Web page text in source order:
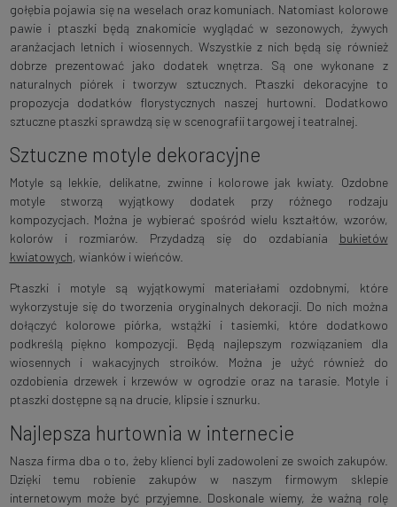
gołębia pojawia się na weselach oraz komuniach. Natomiast kolorowe
pawie i ptaszki będą znakomicie wyglądać w sezonowych, żywych
aranżacjach letnich i wiosennych. Wszystkie z nich będą się również
dobrze prezentować jako dodatek wnętrza. Są one wykonane z
naturalnych piórek i tworzyw sztucznych. Ptaszki dekoracyjne to
propozycja dodatków florystycznych naszej hurtowni. Dodatkowo
sztuczne ptaszki sprawdzą się w scenografii targowej i teatralnej.
Sztuczne motyle dekoracyjne
Motyle są lekkie, delikatne, zwinne i kolorowe jak kwiaty. Ozdobne
motyle stworzą wyjątkowy dodatek przy różnego rodzaju
kompozycjach. Można je wybierać spośród wielu kształtów, wzorów,
kolorów i rozmiarów. Przydadzą się do ozdabiania bukietów
kwiatowych, wianków i wieńców.
Ptaszki i motyle są wyjątkowymi materiałami ozdobnymi, które
wykorzystuje się do tworzenia oryginalnych dekoracji. Do nich można
dołączyć kolorowe piórka, wstążki i tasiemki, które dodatkowo
podkreślą piękno kompozycji. Będą najlepszym rozwiązaniem dla
wiosennych i wakacyjnych stroików. Można je użyć również do
ozdobienia drzewek i krzewów w ogrodzie oraz na tarasie. Motyle i
ptaszki dostępne są na drucie, klipsie i sznurku.
Najlepsza hurtownia w internecie
Nasza firma dba o to, żeby klienci byli zadowoleni ze swoich zakupów.
Dzięki temu robienie zakupów w naszym firmowym sklepie
internetowym może być przyjemne. Doskonale wiemy, że ważną rolę